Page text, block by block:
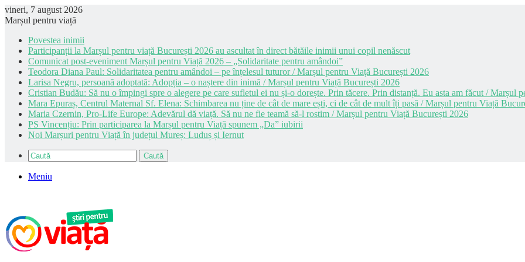
vineri, 7 august 2026
Marșul pentru viață
Povestea inimii
Participanții la Marșul pentru viață București 2026 au ascultat în direct bătăile inimii unui copil nenăscut
Comunicat post-eveniment Marșul pentru Viață 2026 – „Solidaritate pentru amândoi”
Teodora Diana Paul: Solidaritatea pentru amândoi – pe înțelesul tuturor / Marșul pentru Viață București 2026
Larisa Negru, persoană adoptată: Adopția – o naștere din inimă / Marșul pentru Viață București 2026
Cristian Budău: Să nu o împingi spre o alegere pe care sufletul ei nu și-o dorește. Prin tăcere. Prin distanță. Eu asta am făcut / Marșul
Mara Epuraș, Centrul Maternal Sf. Elena: Schimbarea nu ține de cât de mare ești, ci de cât de mult îți pasă / Marșul pentru Viață
Maria Czernin, Pro-Life Europe: Adevărul dă viață. Să nu ne fie teamă să-l rostim / Marșul pentru Viață București 2026
PS Vincențiu: Prin participarea la Marșul pentru Viață spunem „Da” iubirii
Noi Marșuri pentru Viață în județul Mureș: Luduș și Iernut
Caută
Meniu